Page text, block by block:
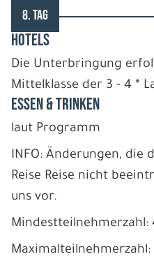
8. TAG
HOTELS
Die Unterbringung
Mittelklasse der 3 - 4 *
ESSEN & TRINKEN
laut Programm
INFO: Änderungen, die
Reise Reise nicht
uns vor.
Mindestteilnehmerzahl:
Maximalteilnehmerzahl: